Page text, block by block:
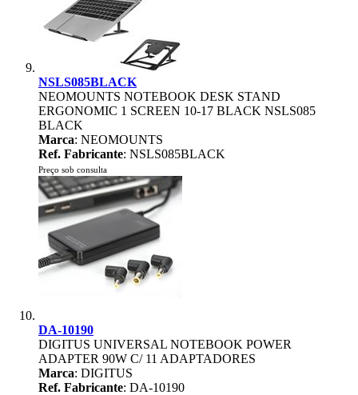
NSLS085BLACK
NEOMOUNTS NOTEBOOK DESK STAND
ERGONOMIC 1 SCREEN 10-17 BLACK NSLS085
BLACK
Marca: NEOMOUNTS
Ref. Fabricante: NSLS085BLACK
Preço sob consulta
DA-10190
DIGITUS UNIVERSAL NOTEBOOK POWER
ADAPTER 90W C/ 11 ADAPTADORES
Marca: DIGITUS
Ref. Fabricante: DA-10190